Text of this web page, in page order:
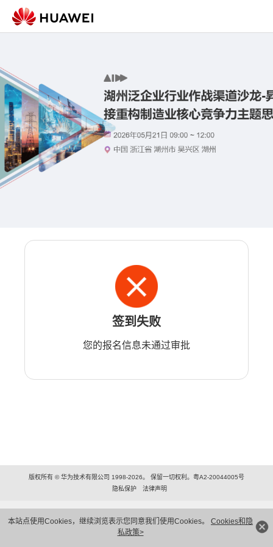
本站点使用Cookies，继续浏览表示您同意我们使用Cookies。 Cookies和隐
私政策>
签到失败
您的报名信息未通过审批
版权所有 © 华为技术有限公司 1998-2026。 保留一切权利。粤A2-20044005号
隐私保护
法律声明